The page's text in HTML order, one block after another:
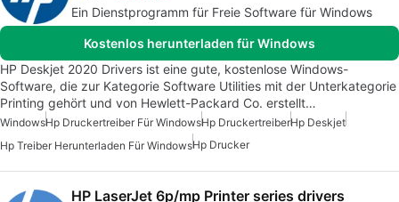
Ein Dienstprogramm für Freie Software für Windows
Kostenlos herunterladen für Windows
HP Deskjet 2020 Drivers ist eine gute, kostenlose Windows-
Software, die zur Kategorie Software Utilities mit der Unterkategorie
Printing gehört und von Hewlett-Packard Co. erstellt…
WindowsHp Druckertreiber Für WindowsHp DruckertreiberHp Deskjet
Hp Treiber Herunterladen Für WindowsHp Drucker
HP LaserJet 6p/mp Printer series drivers